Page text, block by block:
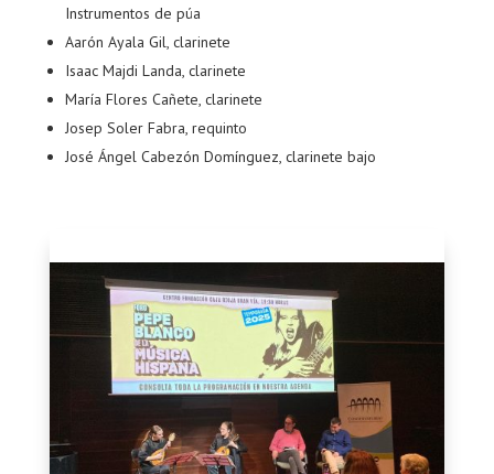
Instrumentos de púa
Aarón Ayala Gil, clarinete
Isaac Majdi Landa, clarinete
María Flores Cañete, clarinete
Josep Soler Fabra, requinto
José Ángel Cabezón Domínguez, clarinete bajo